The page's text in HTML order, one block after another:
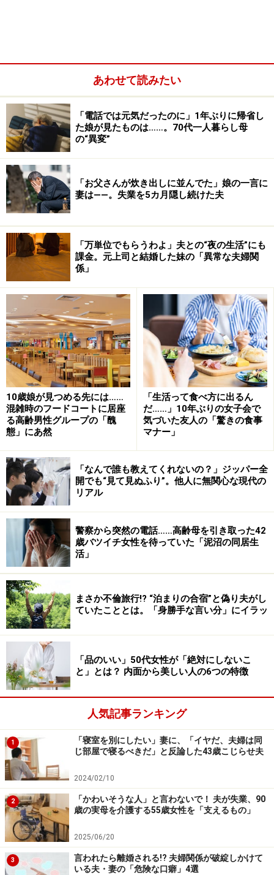
夫に「私、太ったよね」と言ったら、「オレからは言え
なかった」と笑っていたという。ふたりは学生時代から
の友人で、30歳を前に再会、友情が恋に変わって結婚し
た。
夫は同じものを食べているのに、若いころと体型が変わ
らない。だが、聞いてみると会社のエレベーターは使わ
ずに5階まで毎日階段を利用、外回りも多いのだが早歩
きを心がけていると明かした。
「やっぱり普段から気をつけていないとダメなんです
ね。私は自分に甘いから、今日は仕事が忙しかったか
ら、ちょっとご褒美、なんてケーキを食べちゃうタイ
プ。ただ、この年になると生活習慣病も怖いですし、す
ぐに息が切れるようになっていたので、このままではい
けないと一念発起したんです」
週3出社で「おやつタイム」が増えた
ユカリさんはコロナ禍以降、会社の方針で週3日の出社
という働き方になった。家にいる時間が長いと、やはり
ついおやつタイムをもうけてしまうのもいけなかった。
「まず間食をやめました。ちょうど去年の春から娘が小
学校に入学したので、保育園時代よりさらに規則正しく
暮らすようになった。それをチャンスとして、在宅ワー
クの日も以前だったら昼ご飯を抜いて仕事をしたりして
いたんですが、そういうことはやめました。昼食は娘の
給食の献立を見ながら似たようなものを食べ、夕飯は軽
めにしたんです」
最初はお腹が空いてたまらなかったが、だんだん慣れて
くるもの。1カ月で1キロ減量を目標に、ときには甘いも
のを食べながらゆるやかなダイエットに取り組んだ。
「もちろんダイエットする前に、近所のかかりつけの医
者からアドバイスを受けました」
無理せず健康を損ねずに体を絞っていこうと決めた。
＞人は何かと悪く言いたがるもの
※記事内容は執筆時点のものです。最新の内容をご確認くださ
い。
あわせて読みたい
「電話では元気だったのに」1年ぶりに帰省し
た娘が見たものは……。70代一人暮らし母
の“異変”
「お父さんが炊き出しに並んでた」娘の一言に
妻は――。失業を5カ月隠し続けた夫
「万単位でもらうわよ」夫との“夜の生活”にも
課金。元上司と結婚した妹の「異常な夫婦関
係」
10歳娘が見つめる先には……
混雑時のフードコートに居座
る高齢男性グループの「醜
態」にあ然
「生活って食べ方に出るん
だ……」10年ぶりの女子会で
気づいた友人の「驚きの食事
マナー」
「なんで誰も教えてくれないの？」ジッパー全
開でも“見て見ぬふり”。他人に無関心な現代の
リアル
警察から突然の電話……高齢母を引き取った42
歳バツイチ女性を待っていた「泥沼の同居生
活」
まさか不倫旅行!? “泊まりの合宿”と偽り夫がし
ていたこととは。「身勝手な言い分」にイラッ
「品のいい」50代女性が「絶対にしないこ
と」とは？ 内面から美しい人の6つの特徴
人気記事ランキング
1
「寝室を別にしたい」妻に、「イヤだ、夫婦は同
じ部屋で寝るべきだ」と反論した43歳こじらせ夫
2024/02/10
2
「かわいそうな人」と言わないで！ 夫が失業、90
歳の実母を介護する55歳女性を「支えるもの」
2025/06/20
3
言われたら離婚される!? 夫婦関係が破綻しかけて
いる夫・妻の「危険な口癖」4選